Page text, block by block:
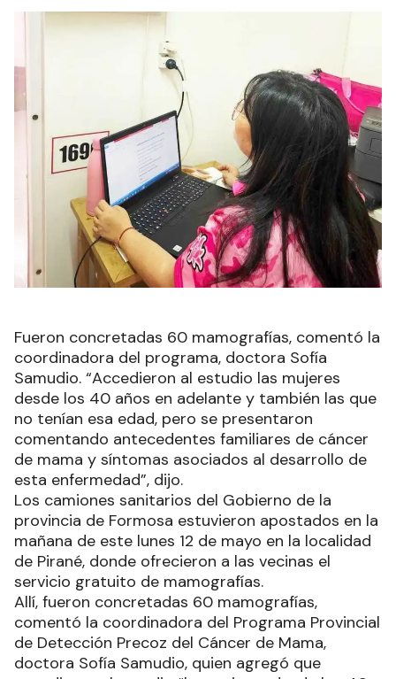
Fueron concretadas 60 mamografías, comentó la
coordinadora del programa, doctora Sofía
Samudio. “Accedieron al estudio las mujeres
desde los 40 años en adelante y también las que
no tenían esa edad, pero se presentaron
comentando antecedentes familiares de cáncer
de mama y síntomas asociados al desarrollo de
esta enfermedad”, dijo.
Los camiones sanitarios del Gobierno de la
provincia de Formosa estuvieron apostados en la
mañana de este lunes 12 de mayo en la localidad
de Pirané, donde ofrecieron a las vecinas el
servicio gratuito de mamografías.
Allí, fueron concretadas 60 mamografías,
comentó la coordinadora del Programa Provincial
de Detección Precoz del Cáncer de Mama,
doctora Sofía Samudio, quien agregó que